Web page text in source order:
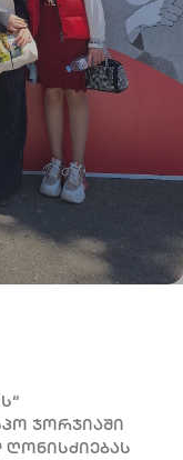
ჯორჯიაში